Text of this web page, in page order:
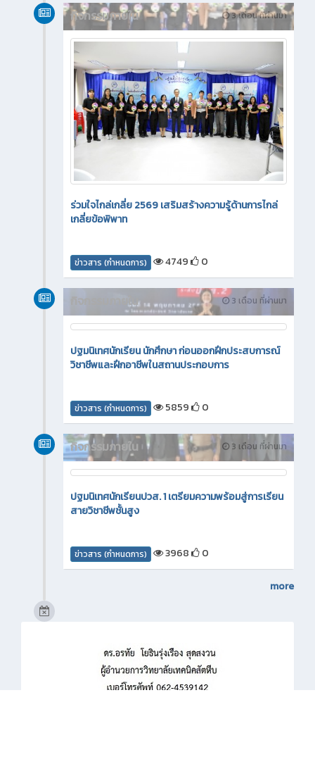
3 เดือน ที่ผ่านมา
กิจกรรมภายใน
ร่วมใจไกล่เกลี่ย 2569 เสริมสร้างความรู้ด้านการไกล่
เกลี่ยข้อพิพาท
ข่าวสาร (กำหนดการ) 4749 0
3 เดือน ที่ผ่านมา
กิจกรรมภายใน
ปฐมนิเทศนักเรียน นักศึกษา ก่อนออกฝึกประสบการณ์
ข่าวสาร (กำหนดการ)